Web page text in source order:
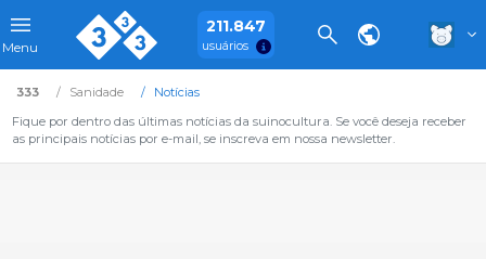
Menu
211.847
usuários
333 Sanidade
Notícias
Fique por dentro das últimas notícias da suinocultura. Se você deseja receber
as principais notícias por e-mail, se inscreva em nossa newsletter.